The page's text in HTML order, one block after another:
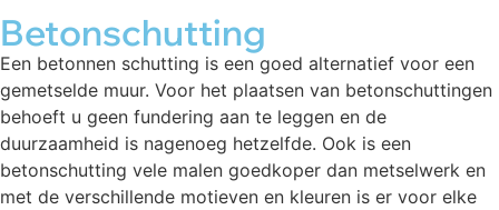
Betonschutting
Een betonnen schutting is een goed alternatief voor een
gemetselde muur. Voor het plaatsen van betonschuttingen
behoeft u geen fundering aan te leggen en de
duurzaamheid is nagenoeg hetzelfde. Ook is een
betonschutting vele malen goedkoper dan metselwerk en
met de verschillende motieven en kleuren is er voor elke